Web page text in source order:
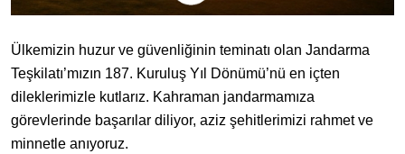
Ülkemizin huzur ve güvenliğinin teminatı olan Jandarma
Teşkilatı’mızın 187. Kuruluş Yıl Dönümü’nü en içten
dileklerimizle kutlarız. Kahraman jandarmamıza
görevlerinde başarılar diliyor, aziz şehitlerimizi rahmet ve
minnetle anıyoruz.